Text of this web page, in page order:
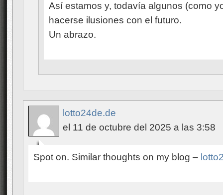
Así estamos y, todavía algunos (como
hacerse ilusiones con el futuro.
Un abrazo.
lotto24de.de
el 11 de octubre del 2025 a las 3:58
Spot on. Similar thoughts on my blog –